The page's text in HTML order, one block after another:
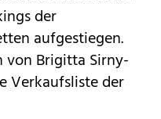
der
aufgestiegen.
von Brigitta Sirny-
Verkaufsliste der